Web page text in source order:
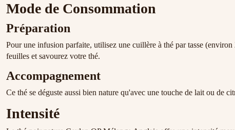
Mode de Consommation
Préparation
Pour une infusion parfaite, utilisez une cuillère à thé par tasse
feuilles et savourez votre thé.
Accompagnement
Ce thé se déguste aussi bien nature qu'avec une touche de lait ou de
Intensité